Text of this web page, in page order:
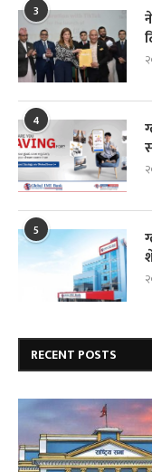
3
4
5
RECENT POSTS